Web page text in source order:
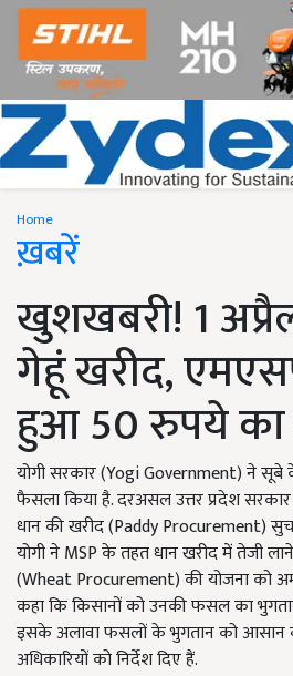
Home
ख़बरें
खुशखबरी! 1
गेहूं खरीद,
हुआ 50 रुपये का
योगी सरकार (Yogi Government) ने
फैसला किया है. दरअसल उत्तर प्रदेश
धान की खरीद (Paddy Procurement)
योगी ने MSP के तहत धान खरीद में तेजी
(Wheat Procurement) की योजना को
कहा कि किसानों को उनकी फसल का
इसके अलावा फसलों के भुगतान को आसान
अधिकारियों को निर्देश दिए हैं.